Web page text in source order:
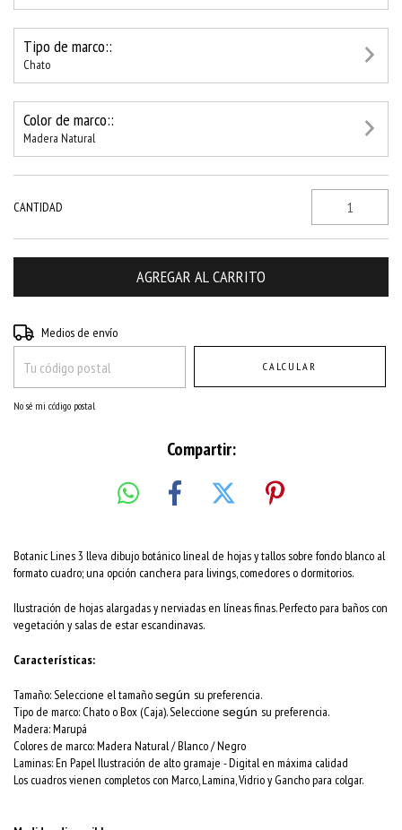
Tipo de marco::
Chato
Color de marco::
Madera Natural
CANTIDAD
Entregas para el CP:
Medios de envío
CALCULAR
No sé mi código postal
Compartir:
Botanic Lines 3 lleva dibujo botánico lineal de hojas y tallos sobre fondo blanco al
formato cuadro; una opción canchera para livings, comedores o dormitorios.
Ilustración de hojas alargadas y nerviadas en líneas finas. Perfecto para baños con
vegetación y salas de estar escandinavas.
Características:
Tamaño: Seleccione el tamañosegún su preferencia.
Tipo de marco: Chato o Box (Caja). Seleccione según su preferencia.
Madera: Marupá
Colores de marco:Madera Natural / Blanco / Negro
Laminas: En Papel Ilustración de alto gramaje - Digital en máxima calidad
Los cuadros vienen completos con Marco, Lamina, Vidrio y Gancho para colgar.